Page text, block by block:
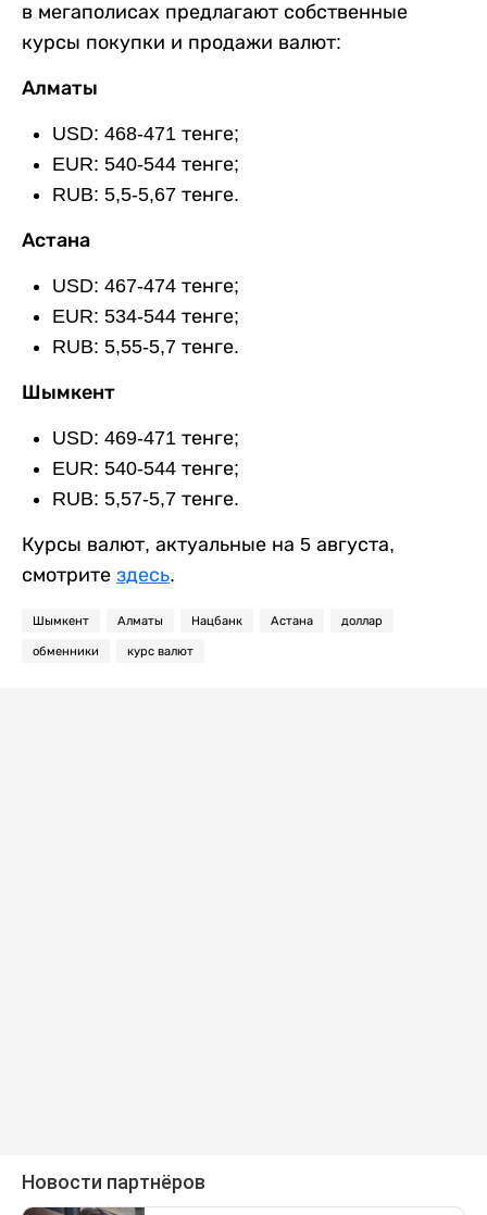
в мегаполисах предлагают собственные
курсы покупки и продажи валют:
Алматы
USD: 468-471 тенге;
EUR: 540-544 тенге;
RUB: 5,5-5,67 тенге.
Астана
USD: 467-474 тенге;
EUR: 534-544 тенге;
RUB: 5,55-5,7 тенге.
Шымкент
USD: 469-471 тенге;
EUR: 540-544 тенге;
RUB: 5,57-5,7 тенге.
Курсы валют, актуальные на 5 августа,
смотрите здесь.
Шымкент Алматы Нацбанк Астана доллар
обменники курс валют